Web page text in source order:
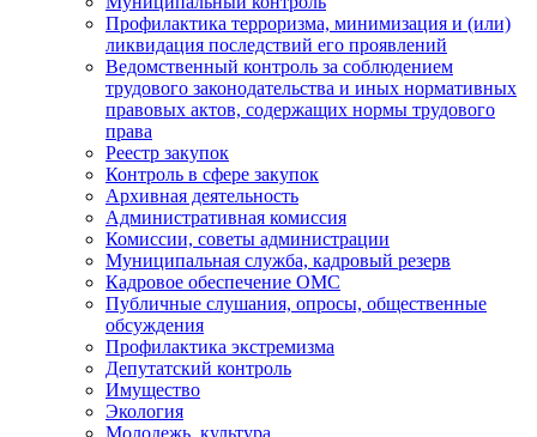
Профилактика терроризма, минимизация и (или)
ликвидация последствий его проявлений
Ведомственный контроль за соблюдением
трудового законодательства и иных нормативных
правовых актов, содержащих нормы трудового
права
Реестр закупок
Контроль в сфере закупок
Архивная деятельность
Административная комиссия
Комиссии, советы администрации
Муниципальная служба, кадровый резерв
Кадровое обеспечение ОМС
Публичные слушания, опросы, общественные
обсуждения
Профилактика экстремизма
Депутатский контроль
Имущество
Экология
Молодежь, культура